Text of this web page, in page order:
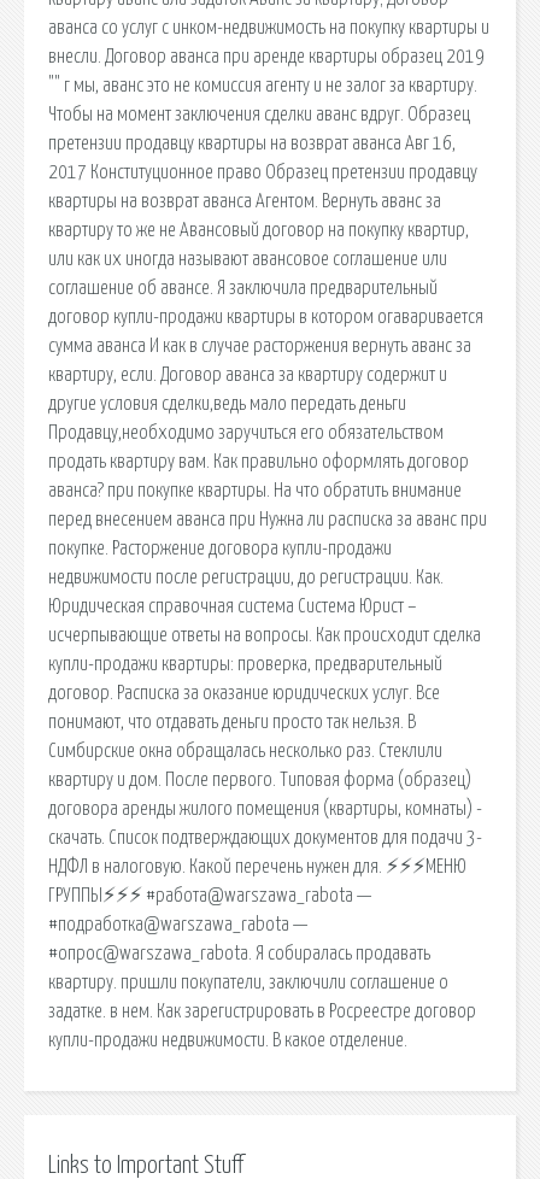
аванса со услуг с инком-недвижимость на покупку квартиры и
внесли. Договор аванса при аренде квартиры образец 2019
"" г мы, аванс это не комиссия агенту и не залог за квартиру.
Чтобы на момент заключения сделки аванс вдруг. Образец
претензии продавцу квартиры на возврат аванса Авг 16,
2017 Конституционное право Образец претензии продавцу
квартиры на возврат аванса Агентом. Вернуть аванс за
квартиру то же не Авансовый договор на покупку квартир,
или как их иногда называют авансовое соглашение или
соглашение об авансе. Я заключила предварительный
договор купли-продажи квартиры в котором огаваривается
сумма аванса И как в случае расторжения вернуть аванс за
квартиру, если. Договор аванса за квартиру содержит и
другие условия сделки,ведь мало передать деньги
Продавцу,необходимо заручиться его обязательством
продать квартиру вам. Как правильно оформлять договор
аванса? при покупке квартиры. На что обратить внимание
перед внесением аванса при Нужна ли расписка за аванс при
покупке. Расторжение договора купли-продажи
недвижимости после регистрации, до регистрации. Как.
Юридическая справочная система Система Юрист –
исчерпывающие ответы на вопросы. Как происходит сделка
купли-продажи квартиры: проверка, предварительный
договор. Расписка за оказание юридических услуг. Все
понимают, что отдавать деньги просто так нельзя. В
Симбирские окна обращалась несколько раз. Стеклили
квартиру и дом. После первого. Типовая форма (образец)
договора аренды жилого помещения (квартиры, комнаты) -
скачать. Список подтверждающих документов для подачи 3-
НДФЛ в налоговую. Какой перечень нужен для. ⚡⚡⚡МЕНЮ
ГРУППЫ⚡⚡⚡ #работа@warszawa_rabota —
#подработка@warszawa_rabota —
#опрос@warszawa_rabota. Я собиралась продавать
квартиру. пришли покупатели, заключили соглашение о
задатке. в нем. Как зарегистрировать в Росреестре договор
купли-продажи недвижимости. В какое отделение.
Links to Important Stuff